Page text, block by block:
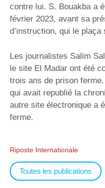
contre lui. S. Bouakba a
février 2023, avant sa
d’instruction, qui le
Les journalistes Salim
le site El Madar ont été
trois ans de prison
qui avait republié la
autre site électronique a
ferme.
Riposte Internationale
Toutes les publications